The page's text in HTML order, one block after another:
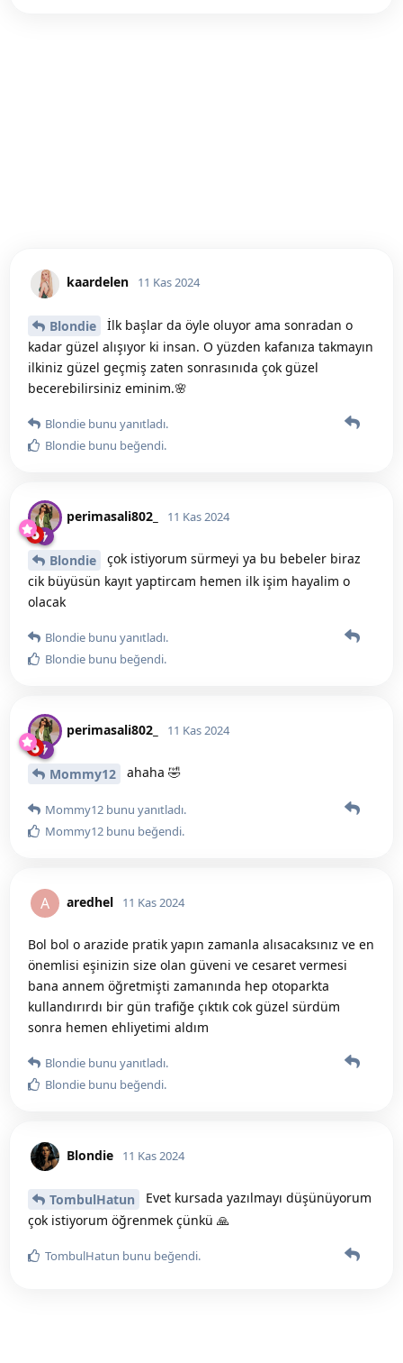
kaardelen 11 Kas 2024
Blondie
İlk başlar da öyle oluyor ama sonradan o
kadar güzel alışıyor ki insan. O yüzden kafanıza takmayın
ilkiniz güzel geçmiş zaten sonrasınıda çok güzel
becerebilirsiniz eminim.🌸
Blondie bunu yanıtladı.
Blondie bunu beğendi.
perimasali802_ 11 Kas 2024
Blondie
çok istiyorum sürmeyi ya bu bebeler biraz
cik büyüsün kayıt yaptircam hemen ilk işim hayalim o
olacak
Blondie bunu yanıtladı.
Blondie bunu beğendi.
perimasali802_ 11 Kas 2024
Mommy12 ahaha 🤣
Mommy12 bunu yanıtladı.
Mommy12 bunu beğendi.
A aredhel 11 Kas 2024
Bol bol o arazide pratik yapın zamanla alısacaksınız ve en
önemlisi eşinizin size olan güveni ve cesaret vermesi
bana annem öğretmişti zamanında hep otoparkta
kullandırırdı bir gün trafiğe çıktık cok güzel sürdüm
sonra hemen ehliyetimi aldım
Blondie bunu yanıtladı.
Blondie bunu beğendi.
Blondie 11 Kas 2024
TombulHatun
Evet kursada yazılmayı düşünüyorum
çok istiyorum öğrenmek çünkü 🙏
TombulHatun bunu beğendi.